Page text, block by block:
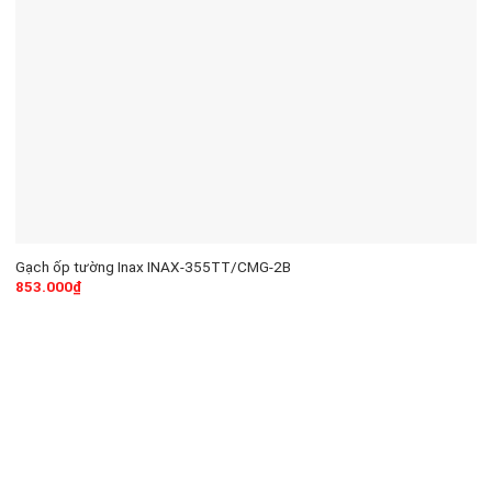
Gạch ốp tường Inax INAX-355TT/CMG-2B
853.000₫